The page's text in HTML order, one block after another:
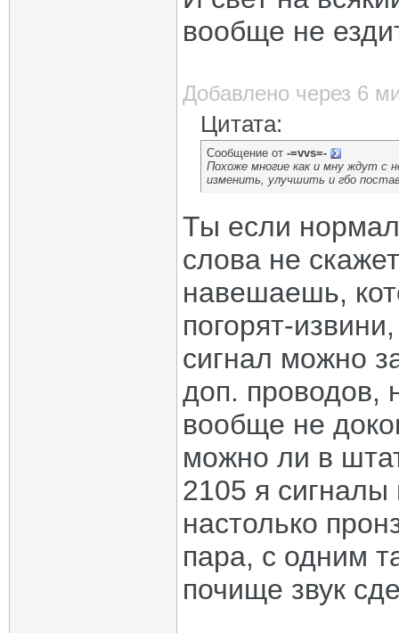
вообще не
Добавлено через 6
Цитата:
Сообщение от -=vvs=-
Похоже многие как и мну ждут с
изменить, улучшить и гбо
Ты если
слова не
навешаешь,
погорят-
сигнал можно
доп. проводов,
вообще не
можно ли в
2105 я сигналы
настолько
пара, с одним
почище звук